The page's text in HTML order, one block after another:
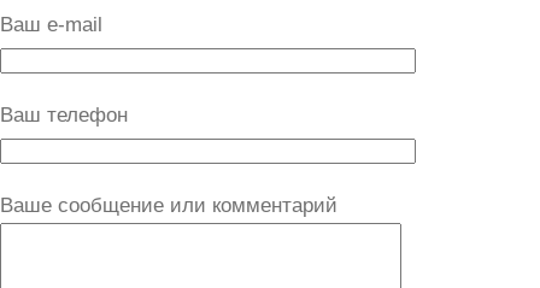
Ваш e-mail
Ваш телефон
Ваше сообщение или комментарий